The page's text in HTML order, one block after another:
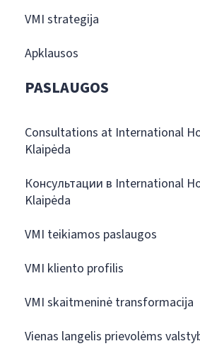
VMI strategija
Apklausos
PASLAUGOS
Consultations at International
Klaipėda
Консультации в International
Klaipėda
VMI teikiamos paslaugos
VMI kliento profilis
VMI skaitmeninė transformacija
Vienas langelis prievolėms